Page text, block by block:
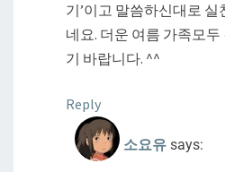
기’이고 말씀하신대로
네요. 더운 여름 가족모
기 바랍니다. ^^
Reply
소요유 says: